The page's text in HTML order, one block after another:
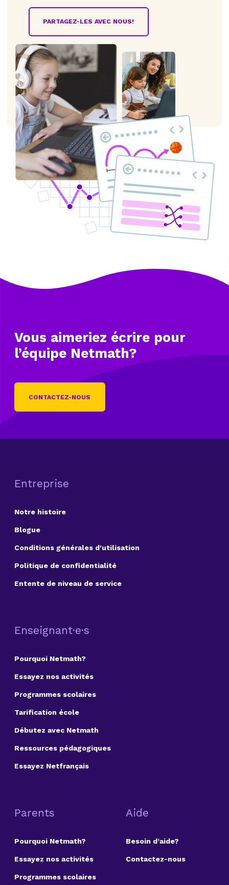
PARTAGEZ-LES AVEC NOUS!
Vous aimeriez écrire pour
l’équipe Netmath?
CONTACTEZ-NOUS
Entreprise
Notre histoire
Blogue
Conditions générales d'utilisation
Politique de confidentialité
Entente de niveau de service
Enseignant·e·s
Pourquoi Netmath?
Essayez nos activités
Programmes scolaires
Tarification école
Débutez avec Netmath
Ressources pédagogiques
Essayez Netfrançais
Parents
Pourquoi Netmath?
Essayez nos activités
Programmes scolaires
Aide
Besoin d’aide?
Contactez-nous